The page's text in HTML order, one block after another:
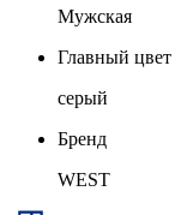
Мужская
Главный цвет
серый
Бренд
WEST